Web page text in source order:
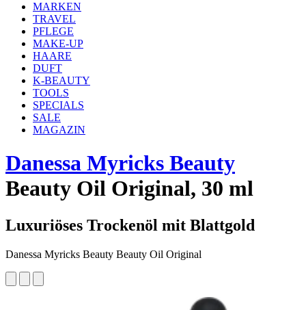
MARKEN
TRAVEL
PFLEGE
MAKE-UP
HAARE
DUFT
K-BEAUTY
TOOLS
SPECIALS
SALE
MAGAZIN
Danessa Myricks Beauty
Beauty Oil Original, 30 ml
Luxuriöses Trockenöl mit Blattgold
Danessa Myricks Beauty Beauty Oil Original